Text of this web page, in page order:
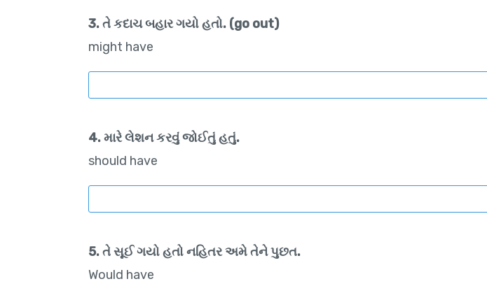
3. તે કદાચ બહાર ગયો હતો. (go out)
might have
4. મારે લેશન કરવું જોઈતું હતું.
should have
5. તે સૂઈ ગયો હતો નહિતર અમે તેને પુછત.
Would have